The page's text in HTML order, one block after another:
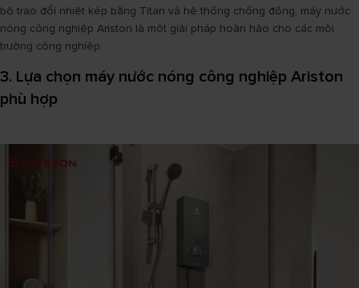
bộ trao đổi nhiệt kép bằng Titan và hệ thống chống đông, máy nước
nóng công nghiệp Ariston là một giải pháp hoàn hảo cho các môi
trường công nghiệp.
3. Lựa chọn máy nước nóng công nghiệp Ariston
phù hợp